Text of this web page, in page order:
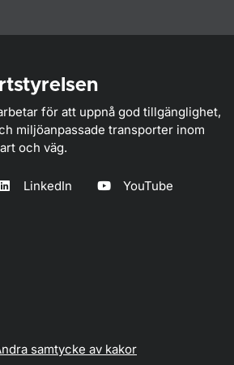
för att uppnå god tillgänglighet,
miljöanpassade transporter inom
och väg.
LinkedIn YouTube
samtycke av kakor